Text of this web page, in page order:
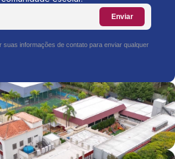
Enviar
suas informações de contato para enviar qualquer